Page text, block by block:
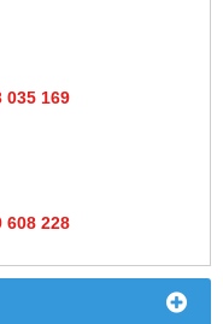
035 169
608 228